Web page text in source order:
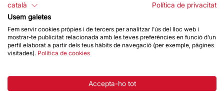
Dona un impuls
català
Política de privacitat
Usem galetes
Fem servir cookies pròpies i de tercers per analitzar l'ús del lloc web i
mostrar-te publicitat relacionada amb les teves preferències en funció d'un
perfil elaborat a partir dels teus hàbits de navegació (per exemple, pàgines
visitades). Política de cookies
Accepta-ho tot